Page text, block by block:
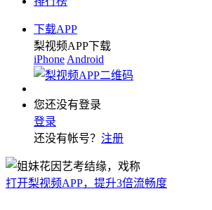
下载APP
梨视频APP下载
iPhone Android
您还没有登录
登录
还没有帐号？ 注册
打开梨视频APP，提升3倍流畅度